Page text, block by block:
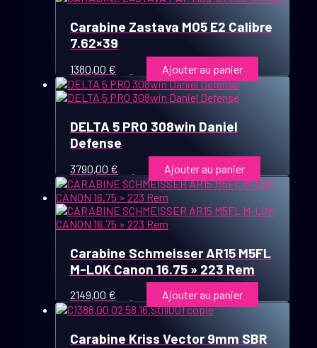
Carabine Zastava MO5 E2 Calibre
7.62×39
1380,00 € Ajouter au panier
DELTA 5 PRO 308win Daniel
Defense
3790,00 € Ajouter au panier
Carabine Schmeisser AR15 M5FL
M-LOK Canon 16.75 » 223 Rem
2149,00 € Ajouter au panier
Carabine Kriss Vector 9mm SBR